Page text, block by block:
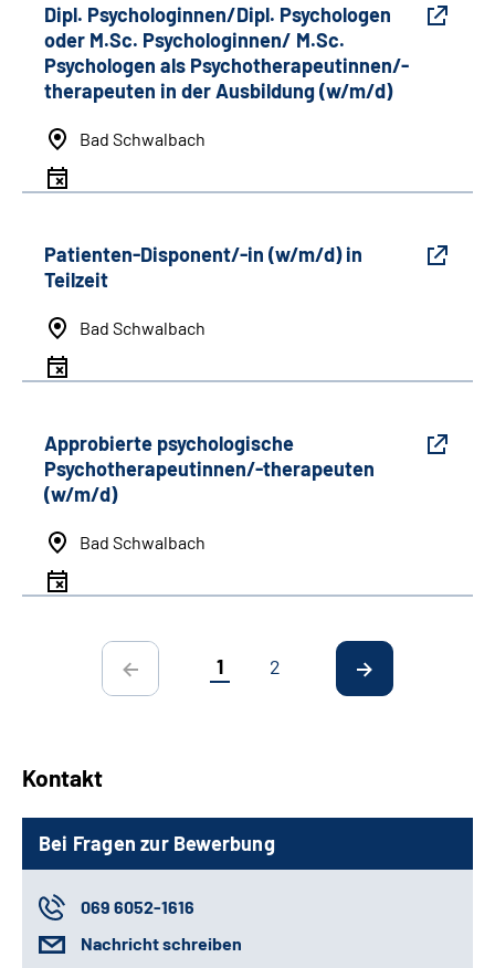
Dipl. Psychologinnen/Dipl. Psychologen
oder M.Sc. Psychologinnen/ M.Sc.
Psychologen als Psychotherapeutinnen/-
therapeuten in der Ausbildung (w/m/d)
Bad Schwalbach
Patienten-Disponent/-in (w/m/d) in
Teilzeit
Bad Schwalbach
Approbierte psychologische
Psychotherapeutinnen/-therapeuten
(w/m/d)
Bad Schwalbach
1 2
Kontakt
Bei Fragen zur Bewerbung
069 6052-1616
Nachricht schreiben